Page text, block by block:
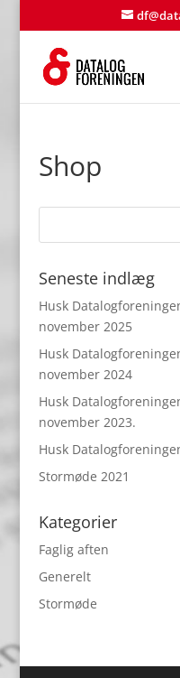
Shop
Seneste indlæg
Husk
november 2025
Husk
november 2024
Husk
november 2023.
Husk
Stormøde 2021
Kategorier
Faglig aften
Generelt
Stormøde